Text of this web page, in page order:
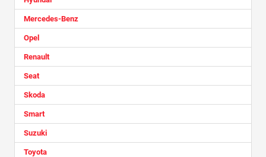
Mercedes-Benz
Opel
Renault
Seat
Skoda
Smart
Suzuki
Toyota